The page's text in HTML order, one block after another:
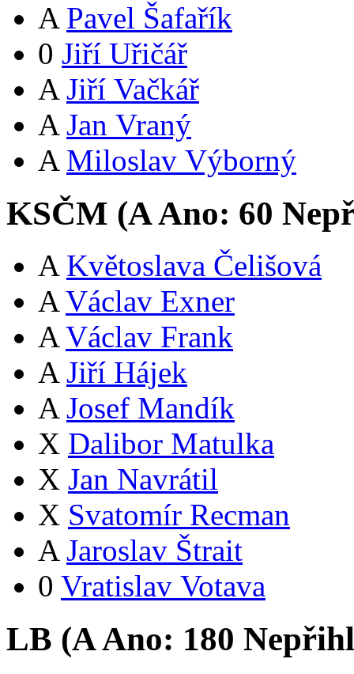
A Pavel Šafařík
0 Jiří Uřičář
A Jiří Vačkář
A Jan Vraný
A Miloslav Výborný
KSČM (AAno: 60
A Květoslava Čelišová
A Václav Exner
A Václav Frank
A Jiří Hájek
A Josef Mandík
X Dalibor Matulka
X Jan Navrátil
X Svatomír Recman
A Jaroslav Štrait
0 Vratislav Votava
LB (AAno: 180